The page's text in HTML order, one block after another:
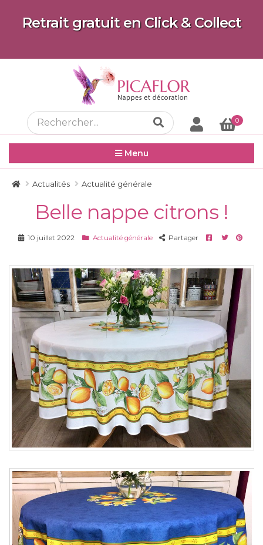
Retrait gratuit en Click & Collect
0
Menu
Actualités Actualité générale
Belle nappe citrons !
10 juillet 2022 Actualité générale Partager Facebook
Twitter